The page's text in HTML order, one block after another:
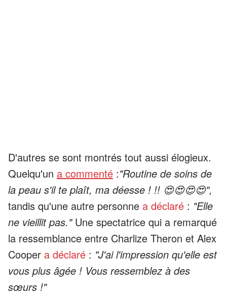
D'autres se sont montrés tout aussi élogieux.
Quelqu'un a commenté :"Routine de soins de
la peau s'il te plaît, ma déesse ! !! 😍😍😍😍",
tandis qu'une autre personne a déclaré : "Elle
ne vieillit pas."Une spectatrice qui a remarqué
la ressemblance entre Charlize Theron et Alex
Cooper a déclaré : "J'ai l'impression qu'elle est
vous plus âgée ! Vous ressemblez à des
sœurs !"